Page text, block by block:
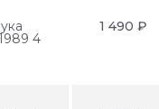
4
1 490 ₽